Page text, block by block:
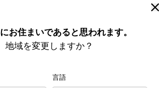
にお住まいであると思われます。
地域を変更しますか？
言語